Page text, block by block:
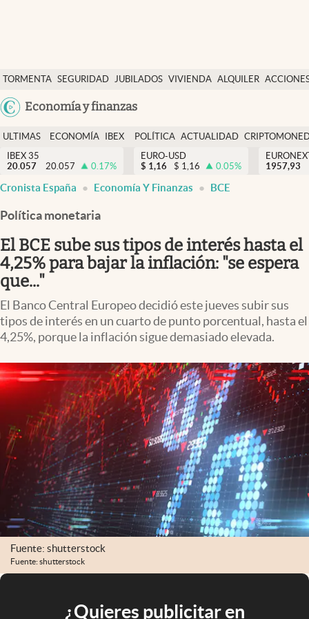
TORMENTA SEGURIDAD JUBILADOS VIVIENDA ALQUILER
USA
Economía y finanzas
Economía y finanzas
Política
Actualidad
Criptomonedas
España
ULTIMAS
NOTICIAS
ECONOMÍA
FINANZAS
IBEX
EURO
POLÍTICA ACTUALIDAD
IBEX 35
20.057
20.057 0.17%
EURO-USD
$ 1,16 $ 1,16 0.05%
1957,93
Cronista España Economía Y Finanzas BCE
Política monetaria
El BCE sube sus tipos de interés hasta el
4,25% para bajar la inflación: "se espera
que..."
El Banco Central Europeo decidió este jueves subir sus
tipos de interés en un cuarto de punto porcentual, hasta el
4,25%, porque la inflación sigue demasiado elevada.
Fuente: shutterstock
Fuente: shutterstock
¿Quieres publicitar en